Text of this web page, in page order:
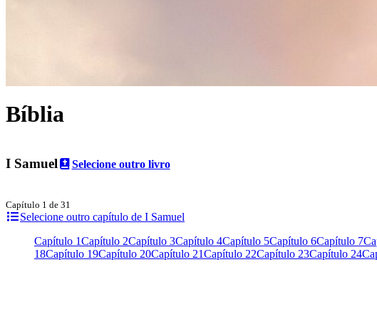
Bíblia
I Samuel Selecione outro livro
Capítulo 1 de 31
Selecione outro capítulo de I Samuel
Capítulo 1Capítulo 2Capítulo 3Capítulo 4Capítulo 5Capítulo 6Capítulo 7
18Capítulo 19Capítulo 20Capítulo 21Capítulo 22Capítulo 23Capítulo 24